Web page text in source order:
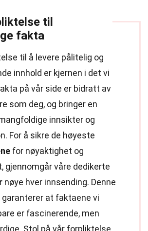
til
fakta
til å levere pålitelig og
innhold er kjernen i det vi
på vår side er bidratt av
som deg, og bringer en
innsikter og
For å sikre de høyeste
for nøyaktighet og
gjennomgår våre dedikerte
nøye hver innsending. Denne
at faktaene vi
er fascinerende, men
Stol på vår forpliktelse